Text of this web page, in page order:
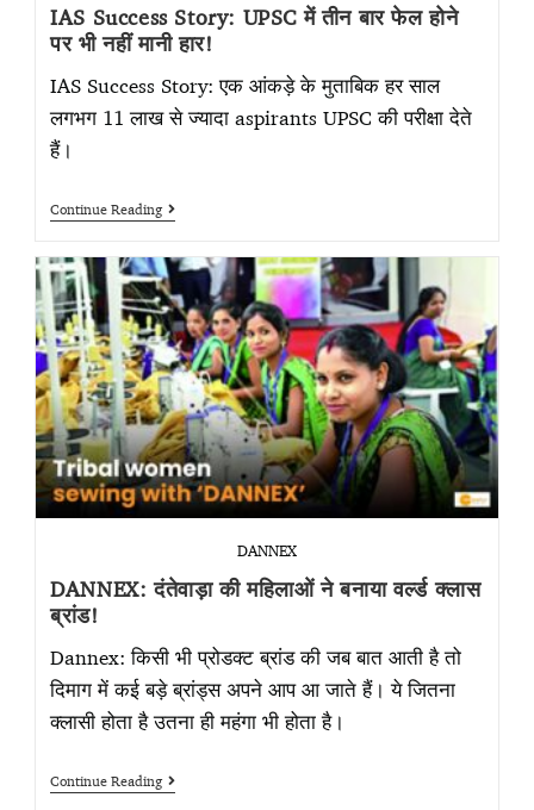
IAS Success Story: UPSC में तीन बार फेल होने
पर भी नहीं मानी हार!
IAS Success Story: एक आंकड़े के मुताबिक हर साल
लगभग 11 लाख से ज्यादा aspirants UPSC की परीक्षा देते
हैं।
Continue Reading
DANNEX
DANNEX: दंतेवाड़ा की महिलाओं ने बनाया वर्ल्ड क्लास
ब्रांड!
Dannex: किसी भी प्रोडक्ट ब्रांड की जब बात आती है तो
दिमाग में कई बड़े ब्रांड्स अपने आप आ जाते हैं। ये जितना
क्लासी होता है उतना ही महंगा भी होता है।
Continue Reading